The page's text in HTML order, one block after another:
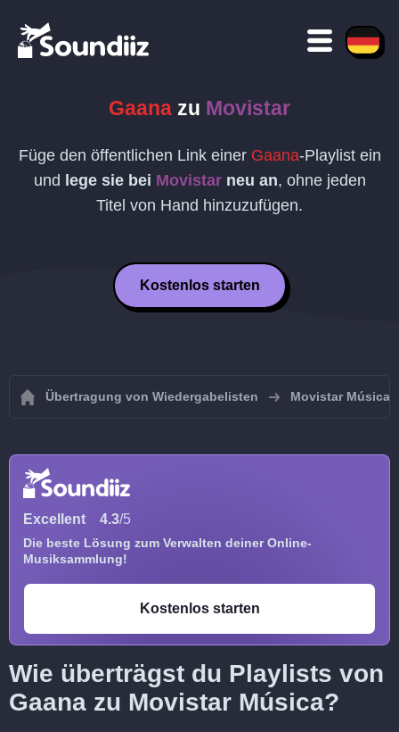
Gaana zu Movistar
Füge den öffentlichen Link einer Gaana-Playlist ein
und lege sie bei Movistarneu an, ohne jeden
Titel von Hand hinzuzufügen.
Kostenlos starten
Übertragung von Wiedergabelisten Movistar Música
Excellent 4.3/5
Die beste Lösung zum Verwalten deiner Online-
Musiksammlung!
Kostenlos starten
Wie überträgst du Playlists von
Gaana zu Movistar Música?